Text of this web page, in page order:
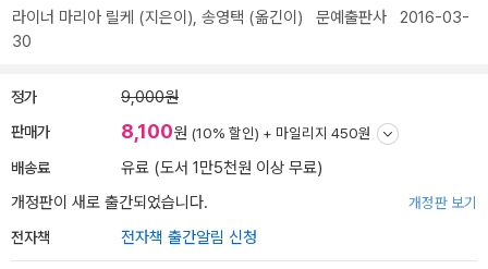
라이너 마리아 릴케 (지은이), 송영택 (옮긴이) 문예출판사 2016-03-
30
정가 9,000원
판매가 8,100원 (10% 할인) + 마일리지 450원
배송료
유료 (도서 1만5천원 이상 무료)
개정판이 새로 출간되었습니다.
개정판 보기
전자책 전자책 출간알림 신청